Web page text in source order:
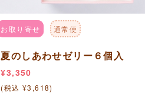
お取り寄せ 通常便
夏のしあわせゼリー６個入
¥3,350
(税込 ¥3,618)